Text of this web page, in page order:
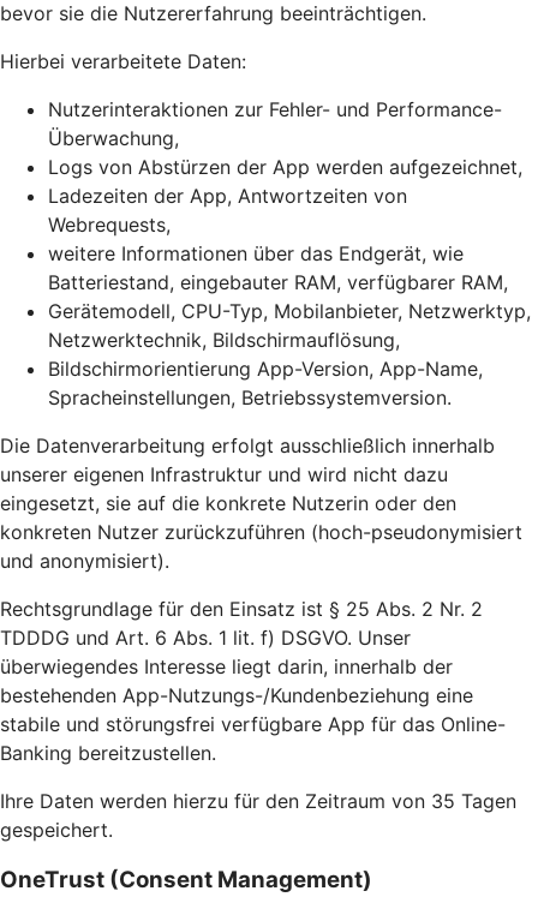
bevor sie die Nutzererfahrung beeinträchtigen.
Hierbei verarbeitete Daten:
Nutzerinteraktionen zur Fehler- und Performance-
Überwachung,
Logs von Abstürzen der App werden aufgezeichnet,
Ladezeiten der App, Antwortzeiten von
Webrequests,
weitere Informationen über das Endgerät, wie
Batteriestand, eingebauter RAM, verfügbarer RAM,
Gerätemodell, CPU-Typ, Mobilanbieter, Netzwerktyp,
Netzwerktechnik, Bildschirmauflösung,
Bildschirmorientierung App-Version, App-Name,
Spracheinstellungen, Betriebssystemversion.
Die Datenverarbeitung erfolgt ausschließlich innerhalb
unserer eigenen Infrastruktur und wird nicht dazu
eingesetzt, sie auf die konkrete Nutzerin oder den
konkreten Nutzer zurückzuführen (hoch-pseudonymisiert
und anonymisiert).
Rechtsgrundlage für den Einsatz ist § 25 Abs. 2 Nr. 2
TDDDG und Art. 6 Abs. 1 lit. f) DSGVO. Unser
überwiegendes Interesse liegt darin, innerhalb der
bestehenden App-Nutzungs-/Kundenbeziehung eine
stabile und störungsfrei verfügbare App für das Online-
Banking bereitzustellen.
Ihre Daten werden hierzu für den Zeitraum von 35 Tagen
gespeichert.
OneTrust (Consent Management)